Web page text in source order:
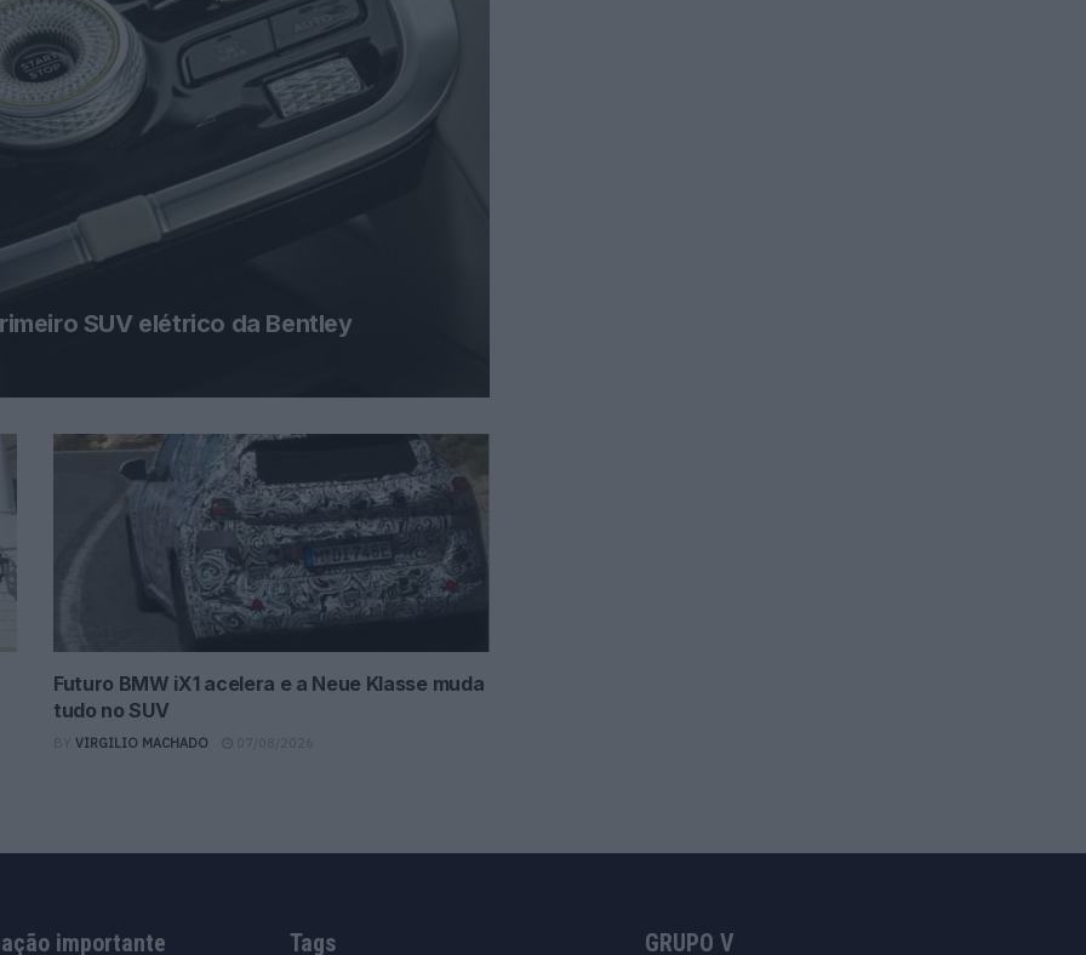
SUV elétrico da Bentley
Futuro BMW iX1 acelera e a Neue Klasse muda
tudo no SUV
BY VIRGILIO MACHADO 07/08/2026
importante Tags GRUPO V